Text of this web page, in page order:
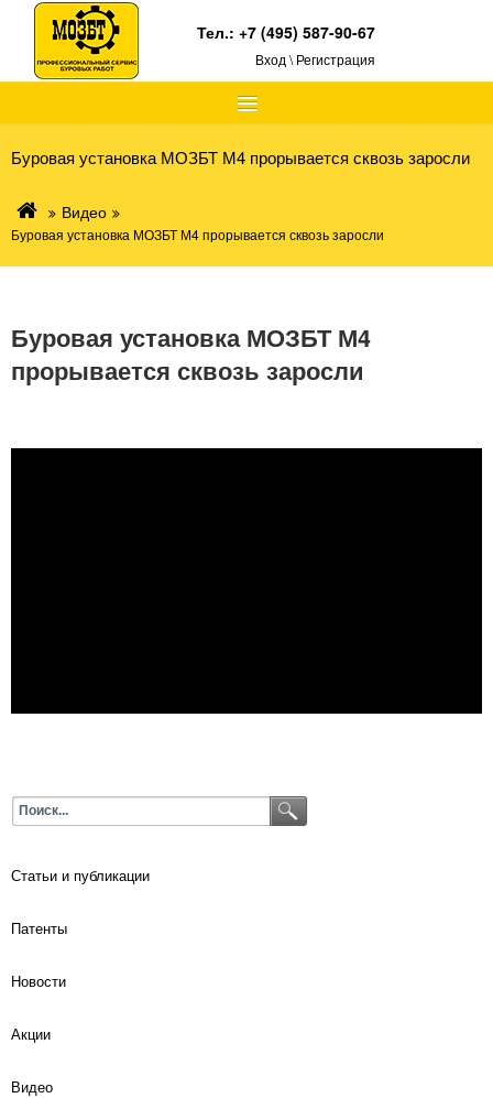
≡
Тел.:+7 (495) 587-90-67
Вход \ Регистрация
Буровая установка МОЗБТ М4 прорывается сквозь заросли
Видео
Буровая установка МОЗБТ М4 прорывается сквозь заросли
Буровая установка МОЗБТ М4
прорывается сквозь заросли
Статьи и публикации
Патенты
Новости
Акции
Видео